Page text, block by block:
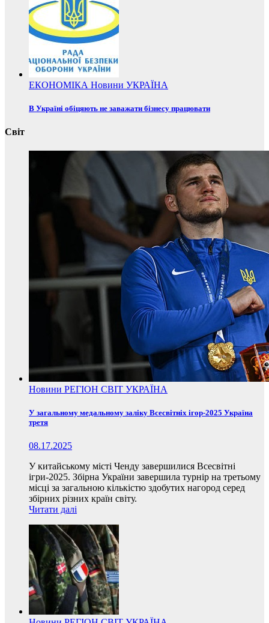
ЕКОНОМІКА Новини УКРАЇНА
В Україні обіцяють не заважати бізнесу працювати
Світ
Новини РЕГІОН СВІТ УКРАЇНА
У загальному медальному заліку Всесвітніх ігор-2025 Україна
третя
08.17.2025
У китайському місті Ченду завершилися Всесвітні
ігри-2025. Збірна України завершила турнір на третьому
місці за загальною кількістю здобутих нагород серед
збірних різних країн світу.
Читати далі